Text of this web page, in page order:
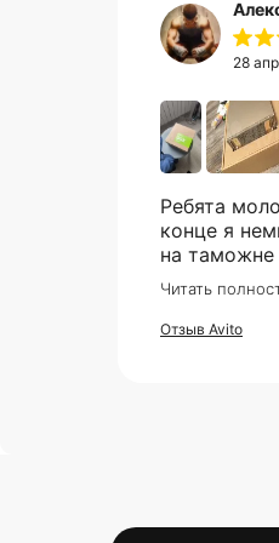
28
Ребята молодцы
конце я
на таможне
супер. Отдельное спасибо что всегда
отвечали
клиентская
Читать
Отзыв Avito